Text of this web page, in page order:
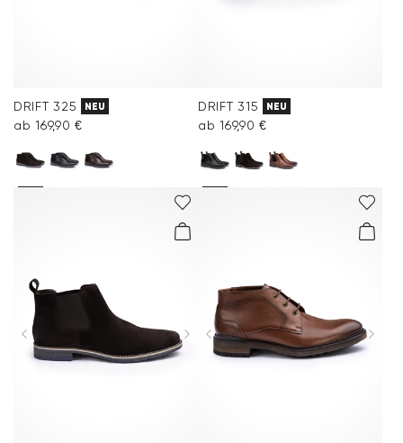
DRIFT 325 NEU
ab 169,90 €
DRIFT 315 NEU
ab 169,90 €